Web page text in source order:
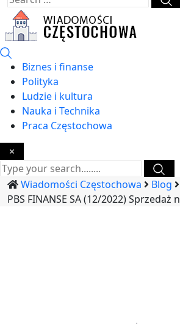
Biznes i finanse
Polityka
Ludzie i kultura
Nauka i Technika
Praca Częstochowa
×
Wiadomości Częstochowa Blog
PBS FINANSE SA (12/2022)